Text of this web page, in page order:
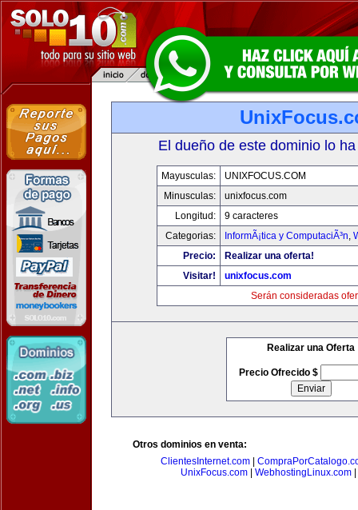
El dueño de este dominio lo
Mayusculas:
UNIXFOCUS.COM
Minusculas:
unixfocus.com
Longitud:
9 caracteres
Categorias:
InformÃ¡tica y ComputaciÃ³n,
Precio:
Realizar una oferta!
Visitar!
unixfocus.com
Serán consideradas
Realizar una Oferta
Precio Ofrecido $
Otros dominios en venta:
ClientesInternet.com
UnixFocus.com| WebhostingLinux.com|